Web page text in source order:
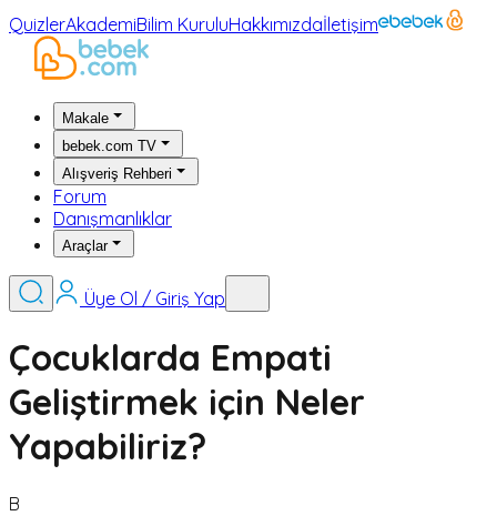
QuizlerAkademiBilim KuruluHakkımızdaİletişim
Makale
bebek.com TV
Alışveriş Rehberi
Forum
Danışmanlıklar
Araçlar
Üye Ol / Giriş Yap
Çocuklarda Empati
Geliştirmek için Neler
Yapabiliriz?
B